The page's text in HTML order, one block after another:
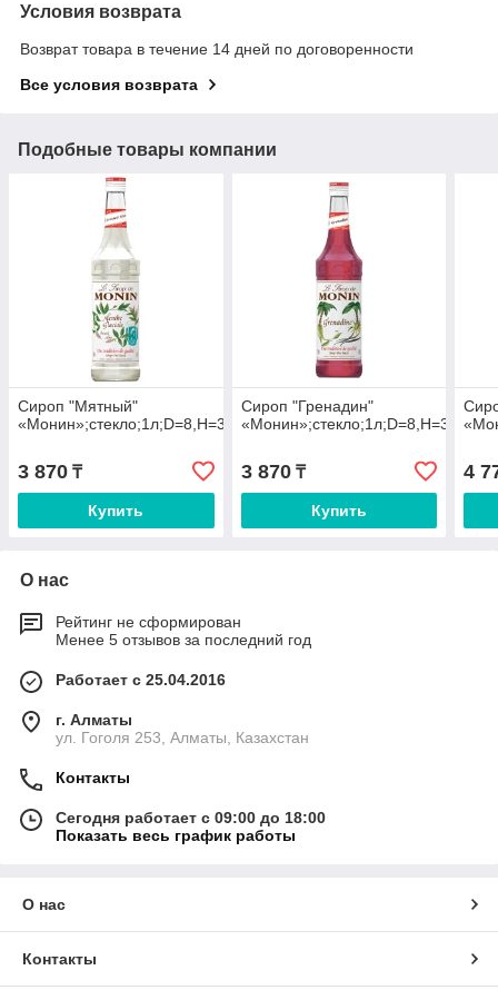
Условия возврата
Возврат товара в течение 14 дней по договоренности
Все условия возврата
Подобные товары компании
Сироп "Мятный"
«Монин»;стекло;1л;D=8,H=33см
3 870 ₸
Купить
Сироп "Гренадин"
«Монин»;стекло;1л;D=8,H=33см
3 870₸
Купить
4
О нас
Рейтинг не сформирован
Менее 5 отзывов за последний год
Работает с 25.04.2016
г. Алматы
ул. Гоголя 253, Алматы, Казахстан
Контакты
Сегодня работает с 09:00 до 18:00
Показать весь график работы
О нас
Контакты